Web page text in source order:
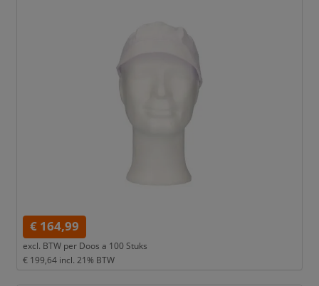
€ 164,99
excl. BTW per Doos a 100 Stuks
€ 199,64 incl. 21% BTW